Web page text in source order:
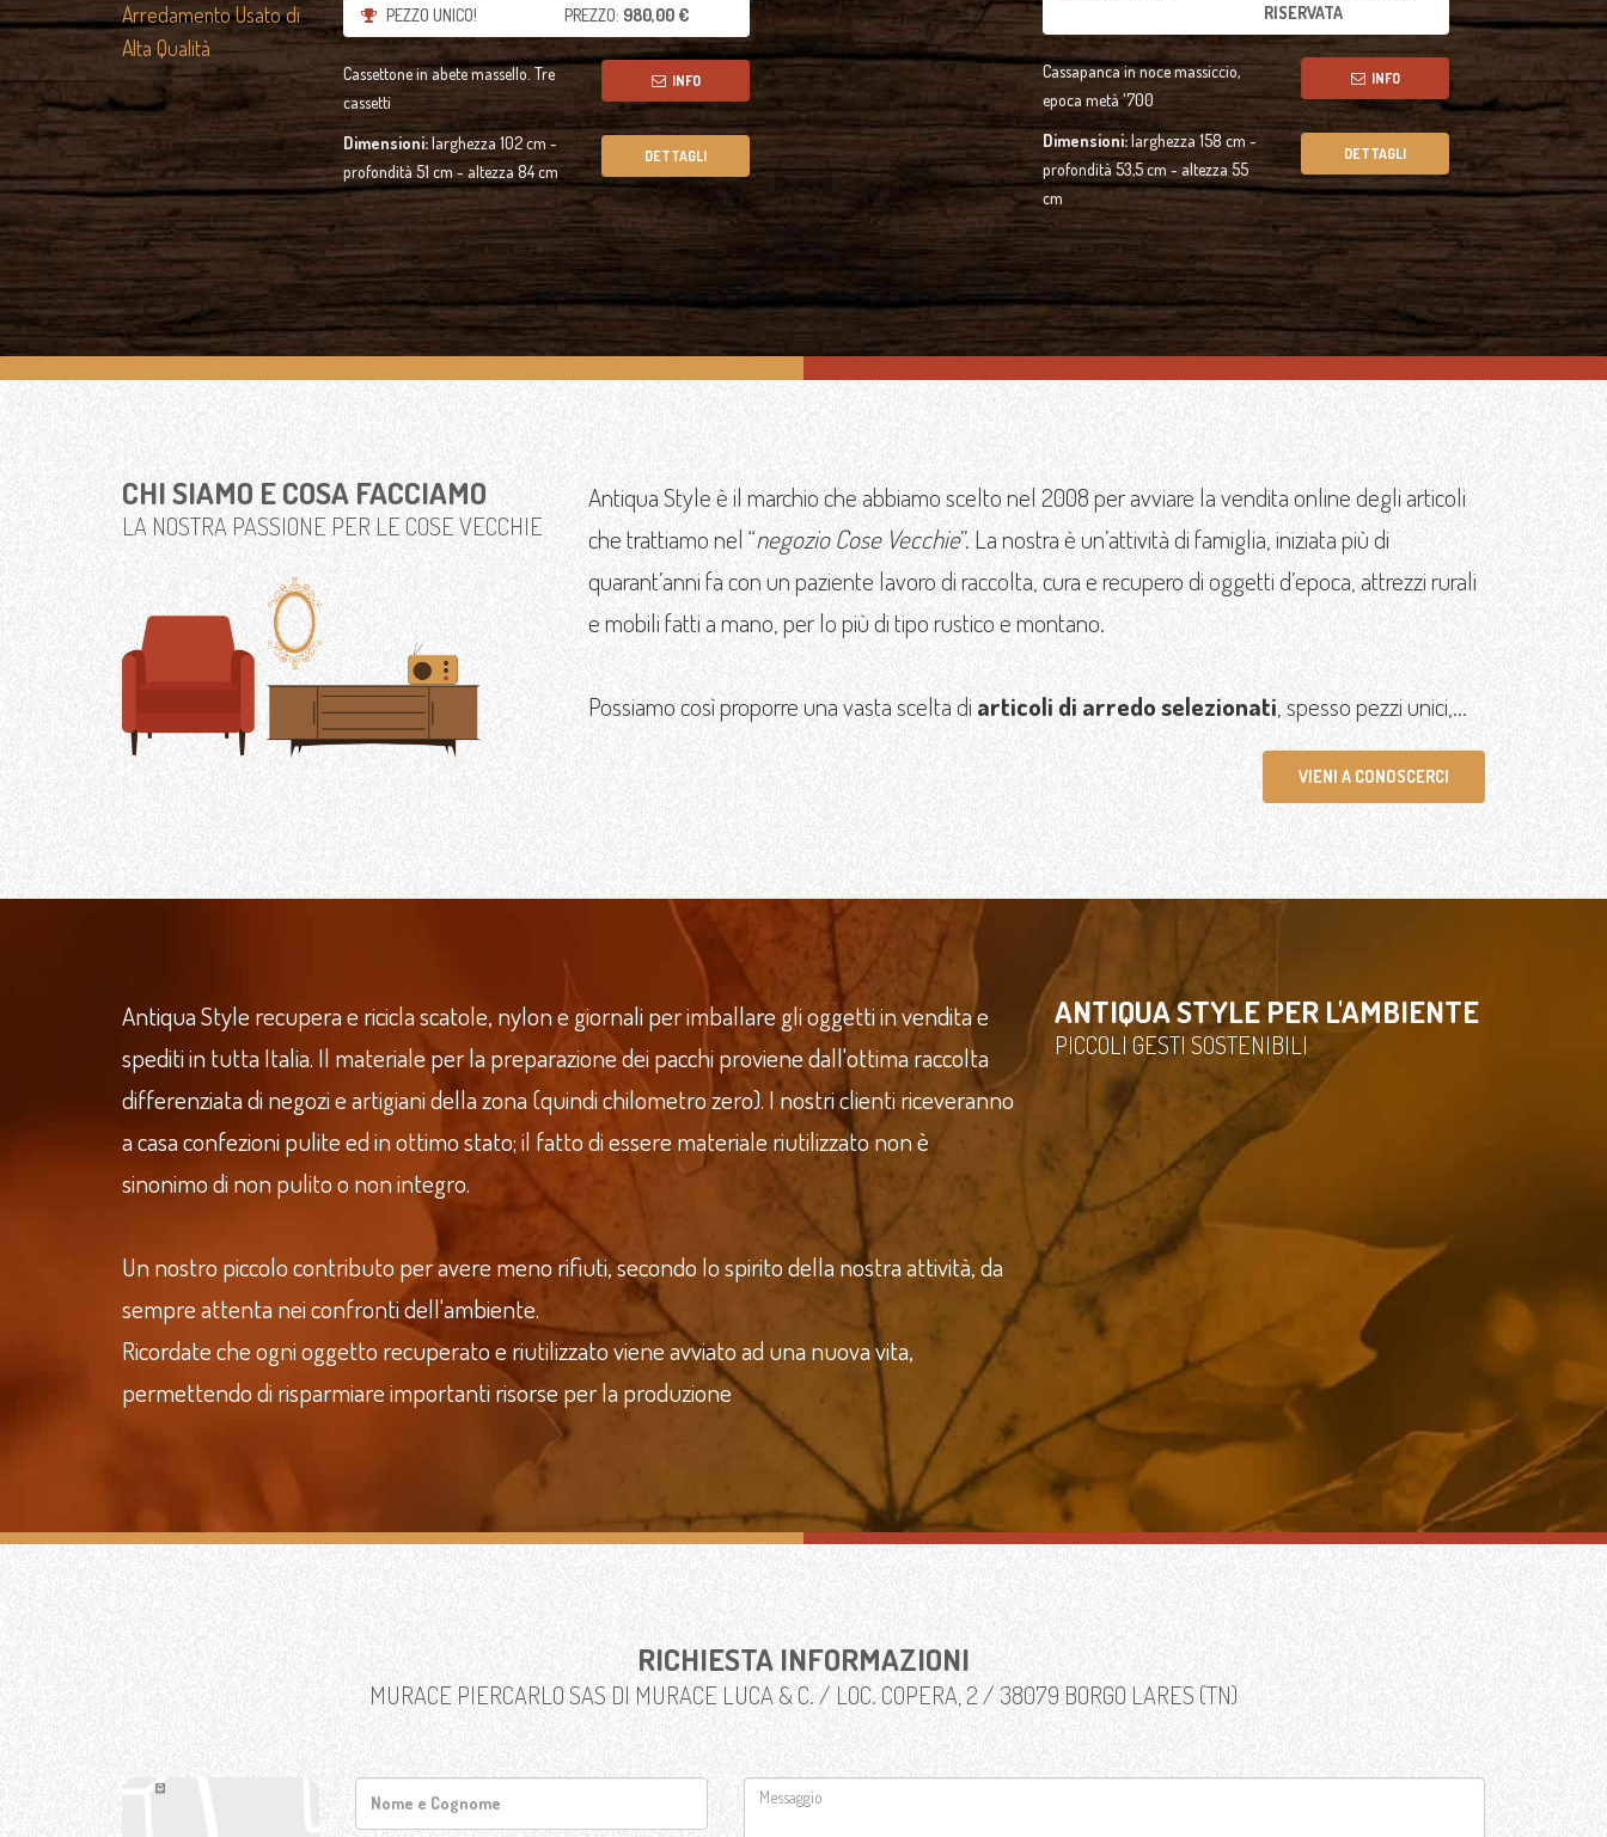
PEZZO UNICO! PREZZO: 980,00 €
Cassettone in abete massello. Tre
cassetti
Dimensioni:larghezza 102 cm -
profondità 51 cm - altezza 84 cm
INFO
DETTAGLI
RISERVATA
Cassapanca in noce massiccio,
epoca metà '700
Dimensioni:larghezza 158 cm -
profondità 53,5 cm - altezza 55
cm
INFO
DETTAGLI
CHI SIAMO E COSA FACCIAMO
LA NOSTRA PASSIONE PER LE COSE VECCHIE
Antiqua Style è il marchio che abbiamo scelto nel 2008 per avviare la vendita online degli articoli
che trattiamo nel “negozio Cose Vecchie”. La nostra è un’attività di famiglia, iniziata più di
quarant’anni fa con un paziente lavoro di raccolta, cura e recupero di oggetti d’epoca, attrezzi rurali
e mobili fatti a mano, per lo più di tipo rustico e montano.
Possiamo così proporre una vasta scelta di articoli di arredo selezionati , spesso pezzi unici,...
VIENI A CONOSCERCI
ANTIQUA STYLE PER L'AMBIENTE
PICCOLI GESTI SOSTENIBILI
Antiqua Style recupera e ricicla scatole, nylon e giornali per imballare gli oggetti in vendita e
spediti in tutta Italia. Il materiale per la preparazione dei pacchi proviene dall'ottima raccolta
differenziata di negozi e artigiani della zona (quindi chilometro zero). I nostri clienti riceveranno
a casa confezioni pulite ed in ottimo stato; il fatto di essere materiale riutilizzato non è
sinonimo di non pulito o non integro.
Un nostro piccolo contributo per avere meno rifiuti, secondo lo spirito della nostra attività, da
sempre attenta nei confronti dell'ambiente.
Ricordate che ogni oggetto recuperato e riutilizzato viene avviato ad una nuova vita,
permettendo di risparmiare importanti risorse per la produzione
RICHIESTA INFORMAZIONI
MURACE PIERCARLO SAS DI MURACE LUCA & C. / LOC. COPERA, 2 / 38079 BORGO LARES (TN)